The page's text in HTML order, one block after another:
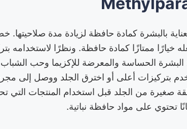
بالبشرة كمادة حافظة لزيادة مدة صلاحيتها.
خيارًا ممتازًا كمادة حافظة. ونظرًا لاستخدامه
البشرة الحساسة والمعرضة للإكزيما وحب
بتركيزات أعلى أو اخترق الجلد ووصل إلى
صغيرة من الجلد قبل استخدام المنتجات التي
تحتوي على مواد حافظة نباتية.